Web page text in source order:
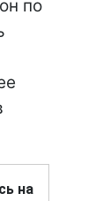
по
на